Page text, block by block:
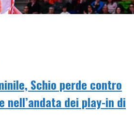
Schio perde contro
nell’andata dei play-in di